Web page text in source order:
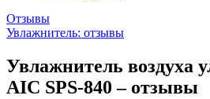
Отзывы
Увлажнитель: отзывы
Увлажнитель воздуха
AIC SPS-840 – отзывы